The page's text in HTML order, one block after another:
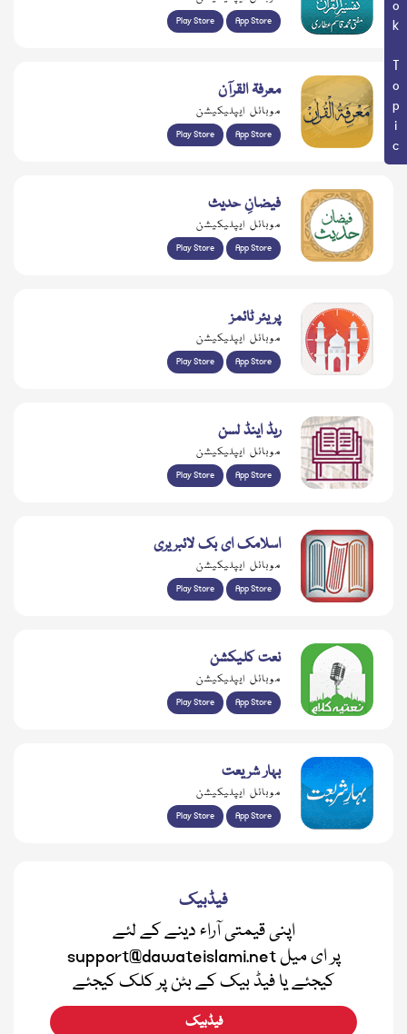
Book Topic
Play Store App Store
معرفۃ القرآن
موبائل ایپلیکیشن
Play Store App Store
فیضانِ حدیث
موبائل ایپلیکیشن
Play Store App Store
پریئر ٹائمز
موبائل ایپلیکیشن
Play Store App Store
ریڈ اینڈ لسن
موبائل ایپلیکیشن
Play Store App Store
اسلامک ای بک لائبریری
موبائل ایپلیکیشن
Play Store App Store
نعت کلیکشن
موبائل ایپلیکیشن
Play Store App Store
بہار شریعت
موبائل ایپلیکیشن
Play Store App Store
فیڈبیک
اپنی قیمتی آراء دینے کے لئے
support@dawateislami.net پر ای میل
کیجئے یا فیڈ بیک کے بٹن پر کلک کیجئے
فیڈبیک